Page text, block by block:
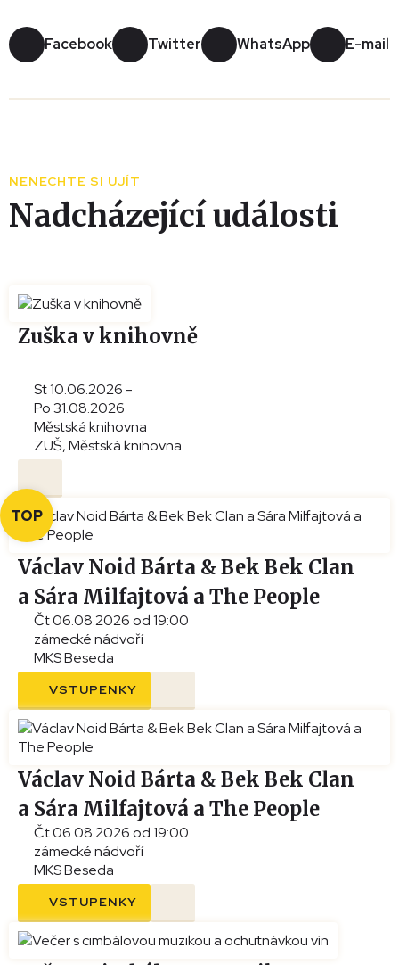
Facebook Twitter WhatsApp E-mail
Leaflet|© Seznam.cz a.s. a další
NENECHTE SI UJÍT
Nadcházející události
Zuška v knihovně
St 10.06.2026 -
Po 31.08.2026
Městská knihovna
ZUŠ, Městská knihovna
TOP
Václav Noid Bárta & Bek Bek Clan
a Sára Milfajtová a The People
Čt 06.08.2026 od 19:00
zámecké nádvoří
MKS Beseda
VSTUPENKY
Václav Noid Bárta & Bek Bek Clan
a Sára Milfajtová a The People
Čt 06.08.2026 od 19:00
zámecké nádvoří
MKS Beseda
VSTUPENKY